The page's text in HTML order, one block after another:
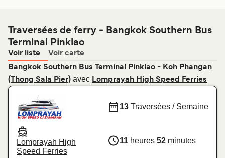
Traversées de ferry - Bangkok Southern Bus
Terminal Pinklao
Voir liste
Voir carte
Bangkok Southern Bus Terminal Pinklao - Koh Phangan
(Thong Sala Pier) avec Lomprayah High Speed Ferries
Lomprayah High
Speed Ferries
13 Traversées / Semaine
11 heures 52 minutes